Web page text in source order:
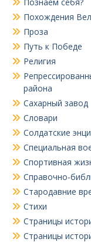
Похождения
Проза
Путь к Победе
Религия
района
Сахарный завод
Словари
Солдатские
Специальная
Спортивная
Справочно-
Стародавние
Стихи
Страницы
Страницы